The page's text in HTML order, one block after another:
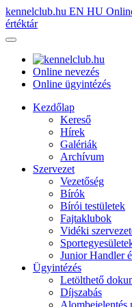
kennelclub.hu EN HU
értéktár
Online nevezés
Online ügyintézés
Kezdőlap
Kereső
Hírek
Galériák
Archívum
Szervezet
Vezetőség
Bírók
Bírói testületek
Fajtaklubok
Vidéki
Junior Handler
Ügyintézés
Letölthető
Díjszabás
Alombejelentés